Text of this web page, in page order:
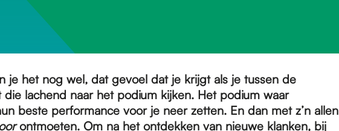
je het nog wel, dat gevoel dat je krijgt als je tussen de
die lachend naar het podium kijken. Het podium waar
beste performance voor je neer zetten. En dan met z’n allen
ontmoeten. Om na het ontdekken van nieuwe klanken, bij